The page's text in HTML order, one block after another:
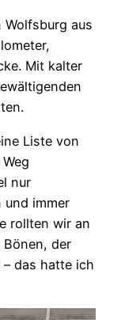
aus
Mit kalter
Liste von
nur
und immer
rollten wir an
der
das hatte ich